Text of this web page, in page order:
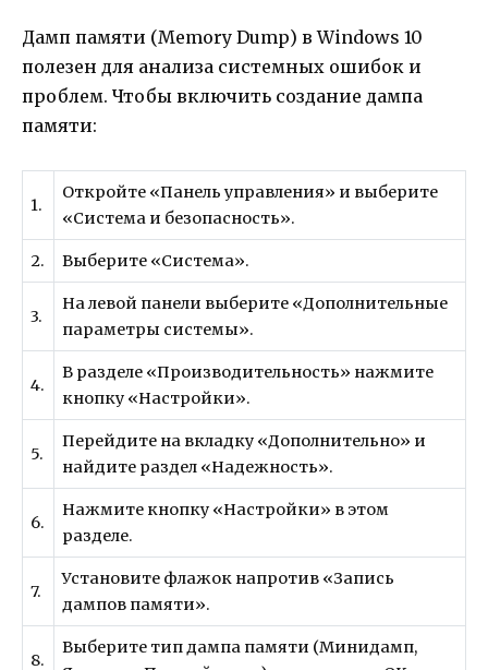
Дамп памяти (Memory Dump) в Windows 10
полезен для анализа системных ошибок и
проблем. Чтобы включить создание дампа
памяти:
1.
Откройте «Панель управления» и выберите
«Система и безопасность».
2. Выберите «Система».
3.
На левой панели выберите «Дополнительные
параметры системы».
4.
В разделе «Производительность» нажмите
кнопку «Настройки».
5.
Перейдите на вкладку «Дополнительно» и
найдите раздел «Надежность».
6.
Нажмите кнопку «Настройки» в этом
разделе.
7.
Установите флажок напротив «Запись
дампов памяти».
8.
Выберите тип дампа памяти (Минидамп,